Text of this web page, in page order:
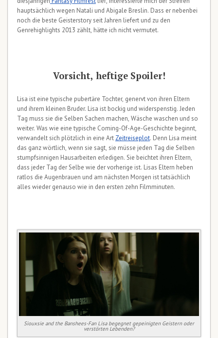
hauptsächlich wegen Natali und Abigale Breslin. Dass er nebenbei
noch die beste Geisterstory seit Jahren liefert und zu den
Genrehighlights 2013 zählt, hätte ich nicht vermutet.
Vorsicht, heftige Spoiler!
Lisa ist eine typische pubertäre Tochter, genervt von ihren Eltern
und ihrem kleinen Bruder. Lisa ist bockig und widerspenstig. Jeden
Tag muss sie die Selben Sachen machen, Wäsche waschen und so
weiter. Was wie eine typische Coming-Of-Age-Geschichte beginnt,
verwandelt sich plötzlich in eine Art Zeitreiseplot. Denn Lisa meint
das ganz wörtlich, wenn sie sagt, sie müsse jeden Tag die Selben
stumpfsinnigen Hausarbeiten erledigen. Sie beichtet ihren Eltern,
dass jeder Tag der Selbe wie der vorherige ist. Lisas Eltern heben
ratlos die Augenbrauen und am nächsten Morgen ist tatsächlich
alles wieder genauso wie in den ersten zehn Filmminuten.
Siouxsie and the Banshees-Fan Lisa begegnet gepeinigten Geistern oder
verstörten Lebenden?